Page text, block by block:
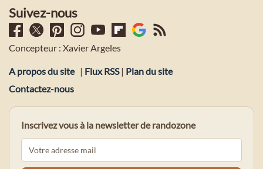
Suivez-nous
Concepteur : Xavier Argeles
A propos du site | Flux RSS| Plan du site
Contactez-nous
Inscrivez vous à la newsletter de randozone